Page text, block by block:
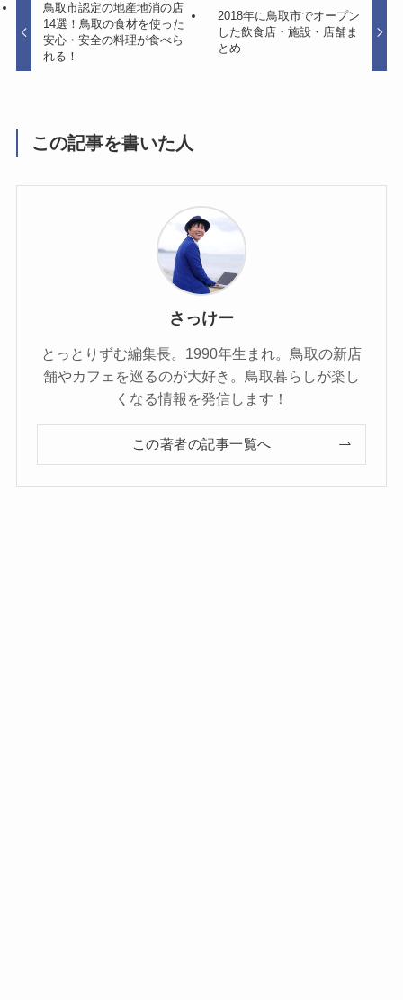
鳥取市認定の地産地消の店
14選！鳥取の食材を使った
安心・安全の料理が食べら
れる！
2018年に鳥取市でオープン
した飲食店・施設・店舗ま
とめ
この記事を書いた人
さっけー
とっとりずむ編集長。1990年生まれ。鳥取の新店
舗やカフェを巡るのが大好き。鳥取暮らしが楽し
くなる情報を発信します！
この著者の記事一覧へ